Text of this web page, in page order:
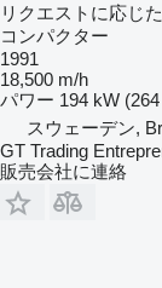
リクエストに応じ
コンパクター
1991
18,500 m/h
パワー 194 kW
スウェーデン,
GT Trading
販売会社に連絡